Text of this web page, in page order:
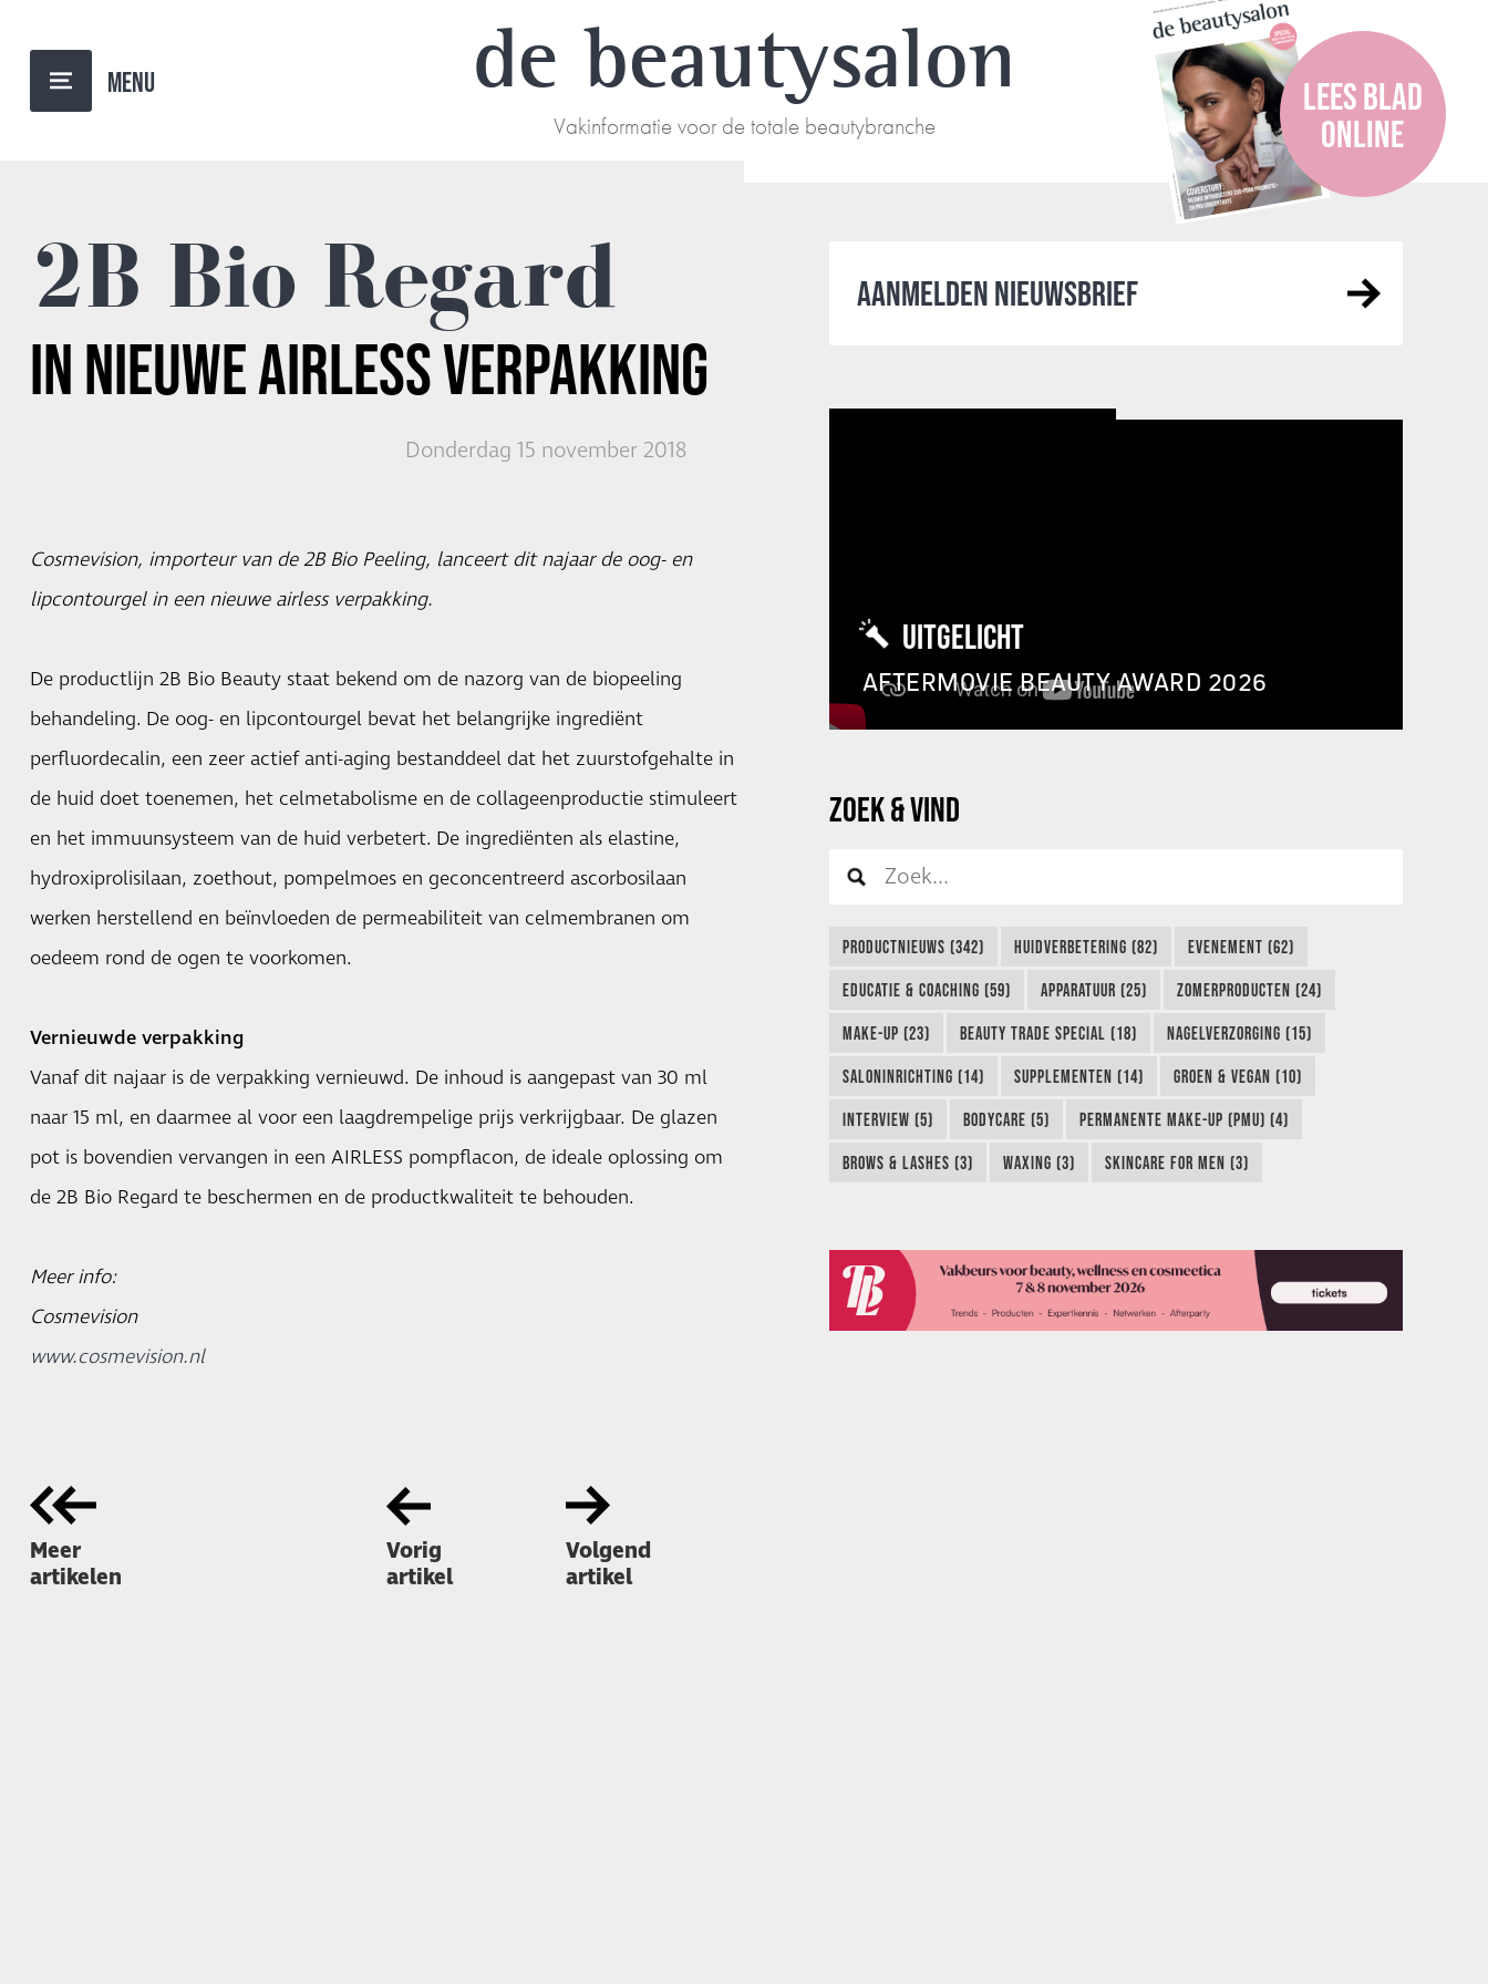
de beautysalon
Vakinformatie voor de totale beautybranche
LEES BLAD
ONLINE
2B Bio Regard
IN NIEUWEAIRLESS VERPAKKING
Donderdag 15 november 2018
Cosmevision, importeur van de 2B Bio Peeling, lanceert dit najaar de oog- en
lipcontourgel in een nieuwe airless verpakking.
De productlijn 2B Bio Beauty staat bekend om de nazorg van de biopeeling
behandeling. De oog- en lipcontourgel bevat het belangrijke ingrediënt
perfluordecalin, een zeer actief anti-aging bestanddeel dat het zuurstofgehalte in
de huid doet toenemen, het celmetabolisme en de collageenproductie stimuleert
en het immuunsysteem van de huid verbetert. De ingrediënten als elastine,
hydroxiprolisilaan, zoethout, pompelmoes en geconcentreerd ascorbosilaan
werken herstellend en beïnvloeden de permeabiliteit van celmembranen om
oedeem rond de ogen te voorkomen.
Vernieuwde verpakking
Vanaf dit najaar is de verpakking vernieuwd. De inhoud is aangepast van 30 ml
naar 15 ml, en daarmee al voor een laagdrempelige prijs verkrijgbaar. De glazen
pot is bovendien vervangen in een AIRLESS pompflacon, de ideale oplossing om
de 2B Bio Regard te beschermen en de productkwaliteit te behouden.
Meer info:
Cosmevision
www.cosmevision.nl
Meer
artikelen
Vorig
artikel
Volgend
artikel
AANMELDEN NIEUWSBRIEF
UITGELICHT
AFTERMOVIE BEAUTY AWARD 2026
ZOEK & VIND
PRODUCTNIEUWS (342) HUIDVERBETERING (82) EVENEMENT (62)
EDUCATIE & COACHING (59) APPARATUUR (25) ZOMERPRODUCTEN (24)
MAKE-UP (23) BEAUTY TRADE SPECIAL (18) NAGELVERZORGING (15)
SALONINRICHTING (14) SUPPLEMENTEN (14) GROEN & VEGAN (10)
INTERVIEW (5) BODYCARE (5) PERMANENTE MAKE-UP (PMU) (4)
BROWS & LASHES (3) WAXING (3) SKINCARE FOR MEN (3)